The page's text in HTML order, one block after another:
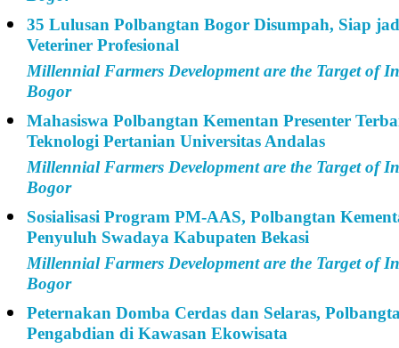
35 Lulusan Polbangtan Bogor Disumpah, Siap
Veteriner Profesional
Millennial Farmers Development are the Target of
Bogor
Mahasiswa Polbangtan Kementan Presenter
Teknologi Pertanian Universitas Andalas
Millennial Farmers Development are the Target of
Bogor
Sosialisasi Program PM-AAS, Polbangtan
Penyuluh Swadaya Kabupaten Bekasi
Millennial Farmers Development are the Target of
Bogor
Peternakan Domba Cerdas dan Selaras,
Pengabdian di Kawasan Ekowisata